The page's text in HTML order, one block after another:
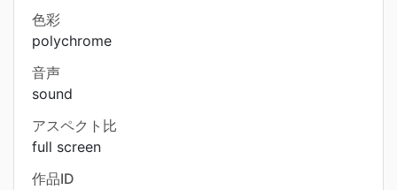
色彩
polychrome
音声
sound
アスペクト比
full screen
作品ID